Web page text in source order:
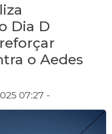
Dia D
o Aedes
07:27 -